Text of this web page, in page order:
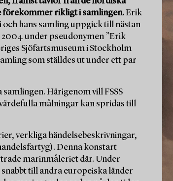
förekommer rikligt i samlingen.Erik
hans samling uppgick till nästan
2004 under pseudonymen ”Erik
Sjöfartsmuseum i Stockholm
som ställdes ut under ett par
Härigenom vill FSSS
målningar kan spridas till
verkliga händelsebeskrivningar,
Denna konstart
marinmåleriet där. Under
till andra europeiska länder